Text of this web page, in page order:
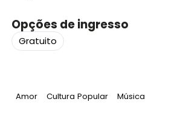
Opções de ingresso
Gratuito
Tag:
Amor Tag:
Cultura Popular Tag:
Música